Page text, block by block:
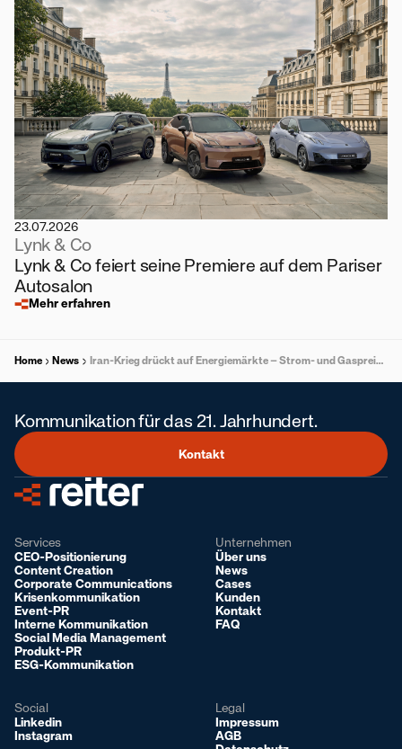
23.07.2026
Lynk & Co
Lynk & Co feiert seine Premiere auf dem Pariser
Autosalon
Mehr erfahren
Home News Iran-Krieg drückt auf Energiemärkte – Strom- und Gaspreise für Haushalte noch stabil
Kommunikation für das 21. Jahrhundert.
Kontakt
Services
CEO-Positionierung
Content Creation
Corporate Communications
Krisenkommunikation
Event-PR
Interne Kommunikation
Social Media Management
Produkt-PR
ESG-Kommunikation
Unternehmen
Über uns
News
Cases
Kunden
Kontakt
FAQ
Social
Linkedin
Instagram
Legal
Impressum
AGB